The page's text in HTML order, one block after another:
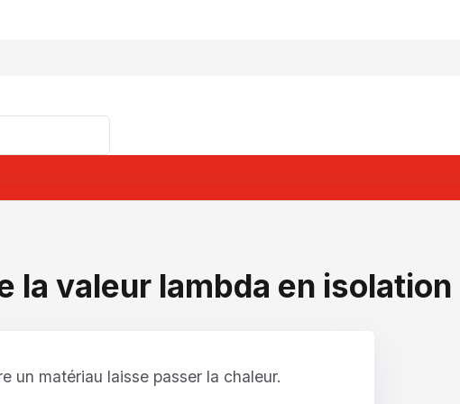
la valeur lambda en isolation
un matériau laisse passer la chaleur.